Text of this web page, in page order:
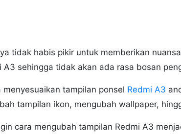
tidak habis pikir untuk memberikan
A3 sehingga tidak akan ada rasa bosan
tampilan ponsel Redmi A3
tampilan ikon, mengubah wallpaper,
cara mengubah tampilan Redmi A3